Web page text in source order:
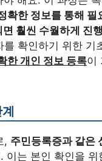
확한 정보를 통해 필
훨씬 수월하게 진행
를 확인하기 위한 기
한 개인 정보 등록이
, 주민등록증과 같은
이는 본인 확인을 위